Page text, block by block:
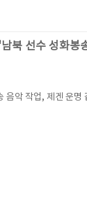
북 선수 성화봉
음악 작업, 제겐 운명